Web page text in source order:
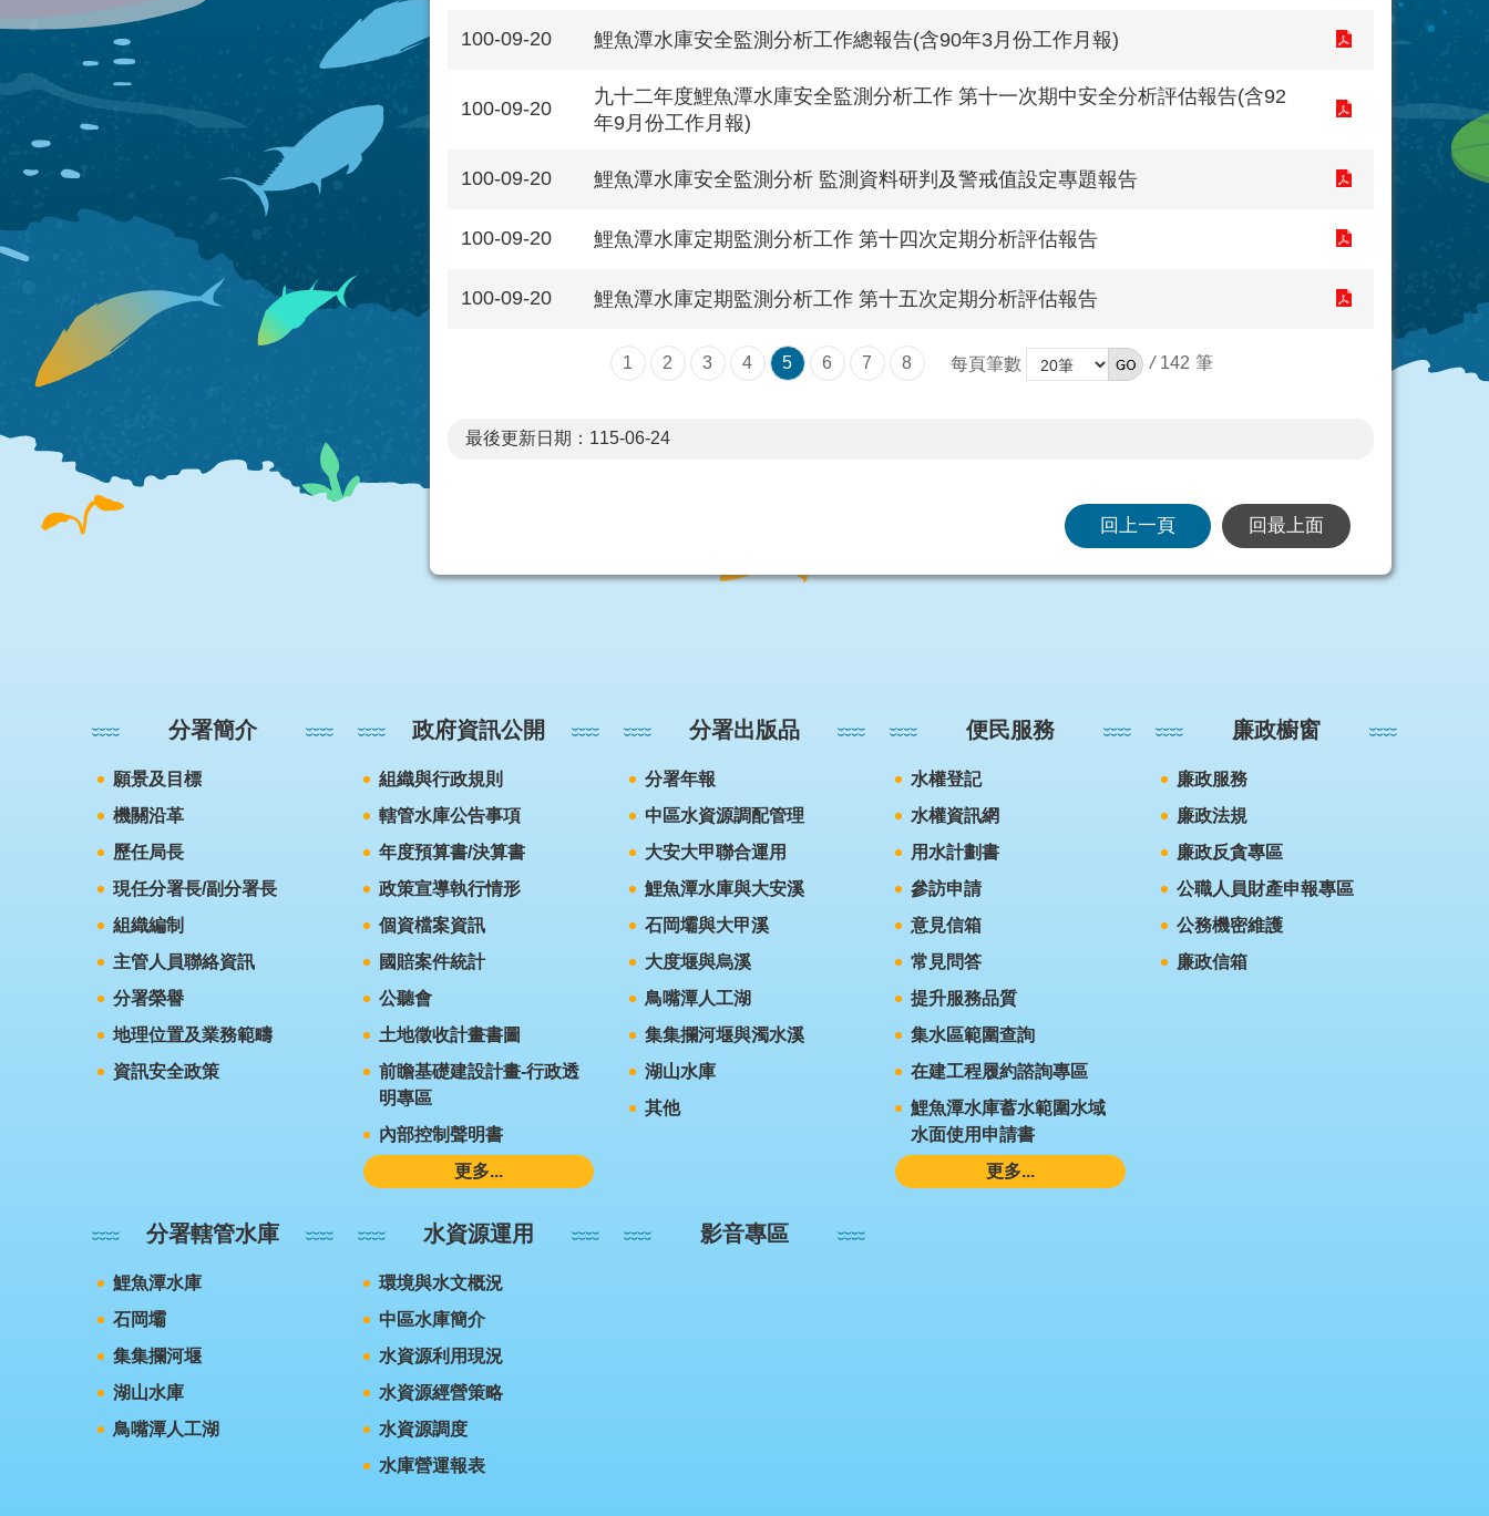
100-09-20 鯉魚潭水庫安全監測分析工作總報告(含90年3月份工作月報)
100-09-20
九十二年度鯉魚潭水庫安全監測分析工作 第十一次期中安全分析評估報告(含92
年9月份工作月報)
100-09-20 鯉魚潭水庫安全監測分析 監測資料研判及警戒值設定專題報告
100-09-20 鯉魚潭水庫定期監測分析工作 第十四次定期分析評估報告
100-09-20 鯉魚潭水庫定期監測分析工作 第十五次定期分析評估報告
1 2 3 4 5 6 7 8 每頁筆數 / 142
最後更新日期：115-06-24
回上一頁 回最上面
分署簡介
願景及目標
機關沿革
歷任局長
現任分署長/副分署長
組織編制
主管人員聯絡資訊
分署榮譽
地理位置及業務範疇
資訊安全政策
政府資訊公開
組織與行政規則
轄管水庫公告事項
年度預算書/決算書
政策宣導執行情形
個資檔案資訊
國賠案件統計
公聽會
土地徵收計畫書圖
前瞻基礎建設計畫-行政透
明專區
內部控制聲明書
更多...
分署出版品
分署年報
中區水資源調配管理
大安大甲聯合運用
鯉魚潭水庫與大安溪
石岡壩與大甲溪
大度堰與烏溪
鳥嘴潭人工湖
集集攔河堰與濁水溪
湖山水庫
其他
便民服務
水權登記
水權資訊網
用水計劃書
參訪申請
意見信箱
常見問答
提升服務品質
集水區範圍查詢
在建工程履約諮詢專區
鯉魚潭水庫蓄水範圍水域
水面使用申請書
更多...
廉政櫥窗
廉政服務
廉政法規
廉政反貪專區
公職人員財產申報專區
公務機密維護
廉政信箱
分署轄管水庫
鯉魚潭水庫
石岡壩
集集攔河堰
湖山水庫
鳥嘴潭人工湖
水資源運用
環境與水文概況
中區水庫簡介
水資源利用現況
水資源經營策略
水資源調度
水庫營運報表
影音專區